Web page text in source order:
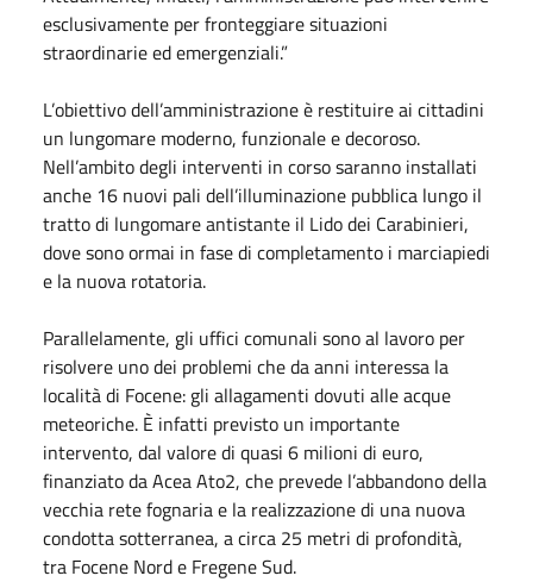
esclusivamente per fronteggiare situazioni
straordinarie ed emergenziali.”
L’obiettivo dell’amministrazione è restituire ai cittadini
un lungomare moderno, funzionale e decoroso.
Nell’ambito degli interventi in corso saranno installati
anche 16 nuovi pali dell’illuminazione pubblica lungo il
tratto di lungomare antistante il Lido dei Carabinieri,
dove sono ormai in fase di completamento i marciapiedi
e la nuova rotatoria.
Parallelamente, gli uffici comunali sono al lavoro per
risolvere uno dei problemi che da anni interessa la
località di Focene: gli allagamenti dovuti alle acque
meteoriche. È infatti previsto un importante
intervento, dal valore di quasi 6 milioni di euro,
finanziato da Acea Ato2, che prevede l’abbandono della
vecchia rete fognaria e la realizzazione di una nuova
condotta sotterranea, a circa 25 metri di profondità,
tra Focene Nord e Fregene Sud.